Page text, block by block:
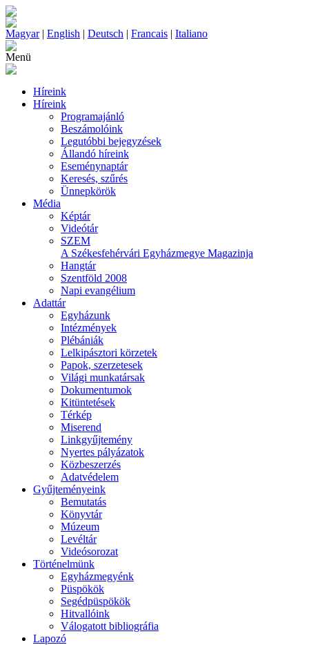
Magyar| English | Deutsch | Francais | Italiano
Menü
Híreink
Híreink
Programajánló
Beszámolóink
Legutóbbi bejegyzések
Állandó híreink
Eseménynaptár
Keresés, szűrés
Ünnepkörök
Média
Képtár
Videótár
SZEM
A Székesfehérvári Egyházmegye Magazinja
Hangtár
Szentföld 2008
Napi evangélium
Adattár
Egyházunk
Intézmények
Plébániák
Lelkipásztori körzetek
Papok, szerzetesek
Világi munkatársak
Dokumentumok
Kitüntetések
Térkép
Miserend
Linkgyűjtemény
Nyertes pályázatok
Közbeszerzés
Adatvédelem
Gyűjteményeink
Bemutatás
Könyvtár
Múzeum
Levéltár
Videósorozat
Történelmünk
Egyházmegyénk
Püspökök
Segédpüspökök
Hitvallóink
Válogatott bibliográfia
Lapozó